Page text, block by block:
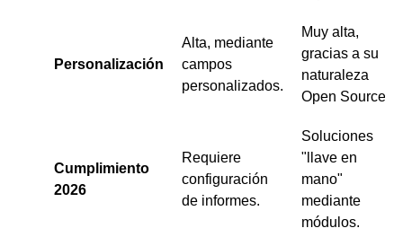
Personalización
Alta, mediante
campos
personalizados.
Muy alta,
gracias a su
naturaleza
Open Source.
Cumplimiento
2026
Requiere
configuración
de informes.
Soluciones
"llave en
mano"
mediante
módulos.